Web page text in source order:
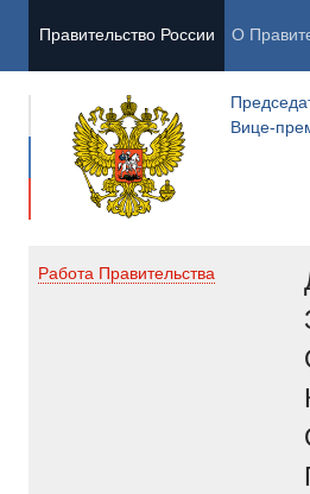
Правительство России О
Вице-
Работа Правительства